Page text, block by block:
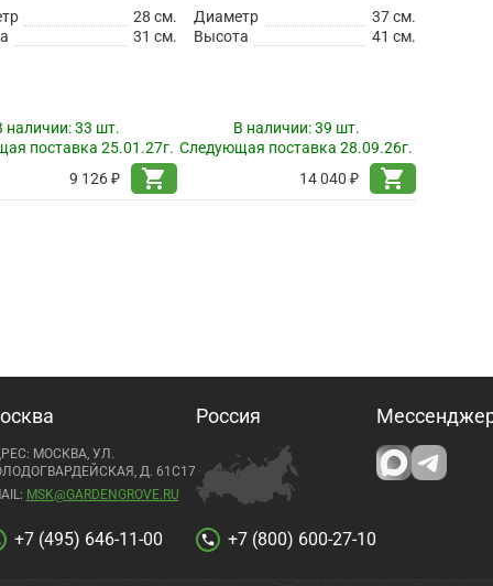
28 см.
31 см.
наличии:33 шт.
поставка 25.01.27г.
9 126 ₽
shopping_cart
Диаметр
37 см.
Высота
41 см.
В наличии:39 шт.
Следующая поставка 28.09.26г.
14 040 ₽
shopping_cart
МОСКВА, УЛ.
Д. 61С17
MSK@GARDENGROVE.RU
+7 (495) 646-11-00
Россия
call +7 (800) 600-27-10